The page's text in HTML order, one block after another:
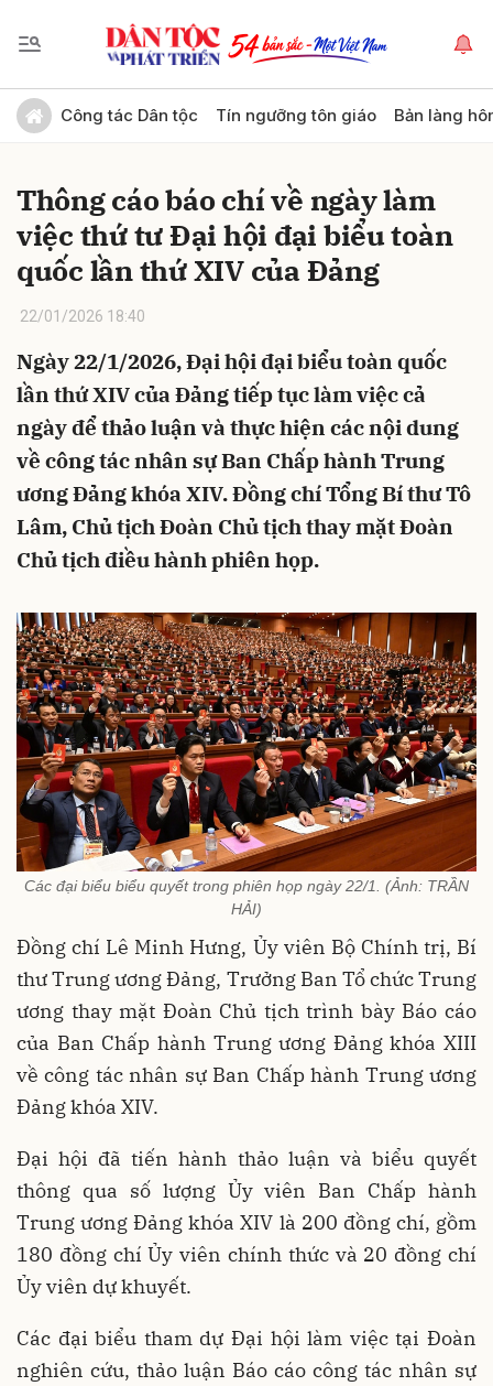
Công tác Dân tộc Tín ngưỡng tôn giáo Bản làng
Thông cáo báo chí về ngày làm
việc thứ tư Đại hội đại biểu toàn
quốc lần thứ XIV của Đảng
22/01/2026 18:40
Ngày 22/1/2026, Đại hội đại biểu toàn quốc
lần thứ XIV của Đảng tiếp tục làm việc cả
ngày để thảo luận và thực hiện các nội dung
về công tác nhân sự Ban Chấp hành Trung
ương Đảng khóa XIV. Đồng chí Tổng Bí thư Tô
Lâm, Chủ tịch Đoàn Chủ tịch thay mặt Đoàn
Chủ tịch điều hành phiên họp.
Các đại biểu biểu quyết trong phiên họp ngày 22/1. (Ảnh: TRẦN
HẢI)
Đồng chí Lê Minh Hưng, Ủy viên Bộ Chính trị, Bí
thư Trung ương Đảng, Trưởng Ban Tổ chức Trung
ương thay mặt Đoàn Chủ tịch trình bày Báo cáo
của Ban Chấp hành Trung ương Đảng khóa XIII
về công tác nhân sự Ban Chấp hành Trung ương
Đảng khóa XIV.
Đại hội đã tiến hành thảo luận và biểu quyết
thông qua số lượng Ủy viên Ban Chấp hành
Trung ương Đảng khóa XIV là 200 đồng chí, gồm
180 đồng chí Ủy viên chính thức và 20 đồng chí
Ủy viên dự khuyết.
Các đại biểu tham dự Đại hội làm việc tại Đoàn
nghiên cứu, thảo luận Báo cáo công tác nhân sự
Gửi bình luận